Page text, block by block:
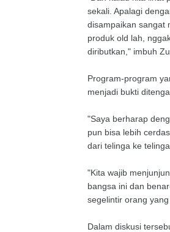
sekali. Apalagi
disampaikan sangat
produk old lah,
diributkan," imbuh
Program-program
menjadi bukti
"Saya berharap
pun bisa lebih
dari telinga ke
"Kita wajib
bangsa ini dan
segelintir orang
Dalam diskusi